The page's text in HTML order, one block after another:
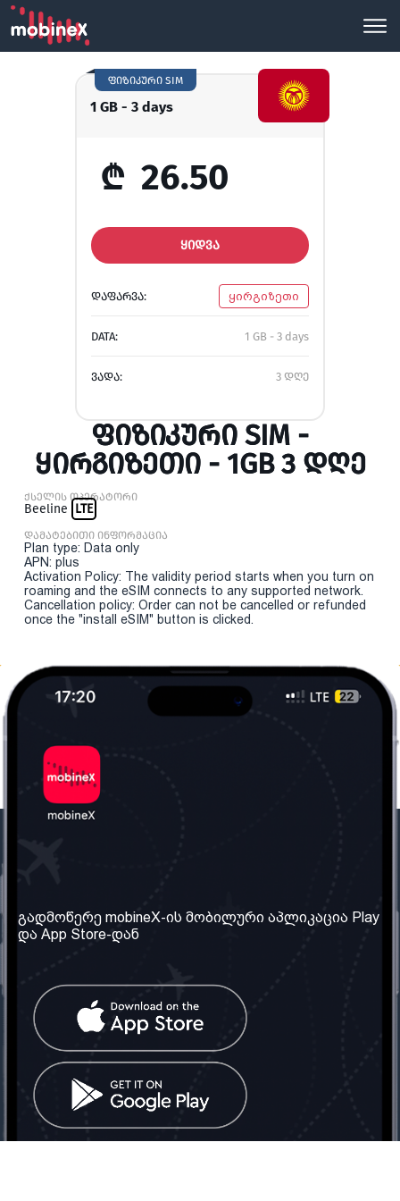
1 GB - 3 days
ფიზიკური SIM
₾ 26.50
ᲧᲘᲓᲕᲐ
ᲓᲐᲤᲐᲠᲕᲐ: ყირგიზეთი
DATA: 1 GB - 3 days
ᲕᲐᲓᲐ: 3 დღე
ᲤᲘᲖᲘᲙᲣᲠᲘ SIM -
ᲧᲘᲠᲒᲘᲖᲔᲗᲘ - 1GB 3 ᲓᲦᲔ
ქსელის ოპერატორი
Beeline LTE
დამატებითი ინფორმაცია
Plan type: Data only
APN: plus
Activation Policy: The validity period starts when you turn on
roaming and the eSIM connects to any supported network.
Cancellation policy: Order can not be cancelled or refunded
once the "install eSIM" button is clicked.
ჩვენ შესახებ
ჩვენი სერვისები
წესები და პირობები
კითხვები
კონტაქტი
საქართველო: თბილისი
ტელ: 032 2 04 00 50
ელ. ფოსტა:
info@mobinex.ge
სოციალური ქსელი
გადმოწერე mobineX-ის მობილური აპლიკაცია Play
და App Store-დან